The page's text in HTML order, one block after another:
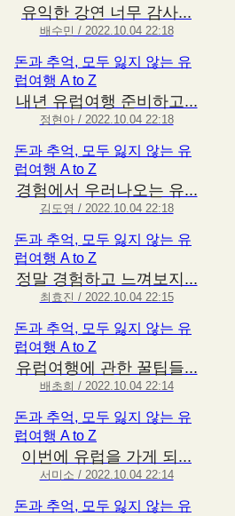
유익한 강연 너무 감사...
배수민 / 2022.10.04 22:18
돈과 추억, 모두 잃지 않는 유
럽여행 A to Z
내년 유럽여행 준비하고...
정현아 / 2022.10.04 22:18
돈과 추억, 모두 잃지 않는 유
럽여행 A to Z
경험에서 우러나오는 유...
김도영 / 2022.10.04 22:18
돈과 추억, 모두 잃지 않는 유
럽여행 A to Z
정말 경험하고 느껴보지...
최효진 / 2022.10.04 22:15
돈과 추억, 모두 잃지 않는 유
럽여행 A to Z
유럽여행에 관한 꿀팁들...
배초희 / 2022.10.04 22:14
돈과 추억, 모두 잃지 않는 유
럽여행 A to Z
이번에 유럽을 가게 되...
서미소 / 2022.10.04 22:14
돈과 추억, 모두 잃지 않는 유